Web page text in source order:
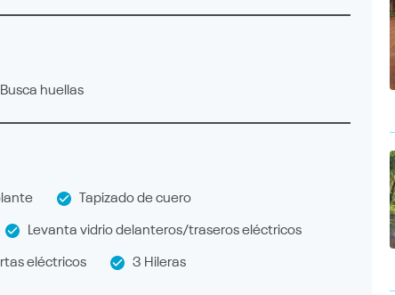
Busca huellas
Tapizado de cuero
Levanta vidrio delanteros/traseros eléctricos
eléctricos 3 Hileras